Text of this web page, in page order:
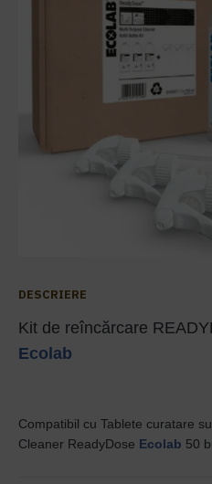
DESCRIERE
Kit de reîncărcare
Ecolab
Compatibil cu Tablete curatare
Cleaner ReadyDose Ecolab 50